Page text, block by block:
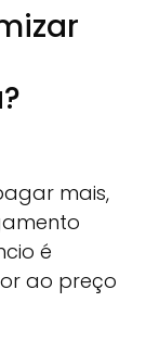
mais,
é
ao preço